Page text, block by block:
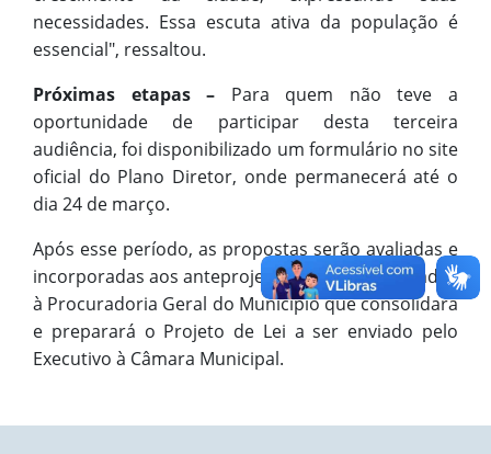
necessidades. Essa escuta ativa da população é
essencial", ressaltou.
Próximas etapas – Para quem não teve a
oportunidade de participar desta terceira
audiência, foi disponibilizado um formulário no site
oficial do Plano Diretor, onde permanecerá até o
dia 24 de março.
Após esse período, as propostas serão avaliadas e
incorporadas aos anteprojetos que serão enviados
à Procuradoria Geral do Município que consolidará
e preparará o Projeto de Lei a ser enviado pelo
Executivo à Câmara Municipal.